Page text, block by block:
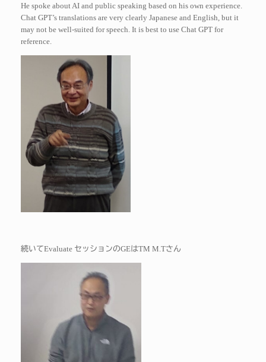
He spoke about AI and public speaking based on his own experience.
Chat GPT’s translations are very clearly Japanese and English, but it
may not be well-suited for speech. It is best to use Chat GPT for
reference.
続いてEvaluate セッションのGEはTM M.Tさん